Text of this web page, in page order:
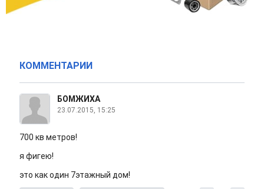
КОММЕНТАРИИ
БОМЖИХА
23.07.2015, 15:25
700 кв метров!
я фигею!
это как один 7этажный дом!